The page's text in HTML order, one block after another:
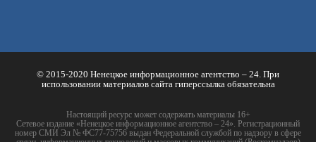
© 2015-2020 Ненецкое информационное агентство – 24. При
использовании материалов сайта гиперссылка обязательна
Настоящий ресурс может содержать материалы 16+
Сетевое издание «Ненецкое информационное агентство – 24». Регистрационный
номер СМИ Эл № ФС77-75756 выдан Федеральной службой по надзору в сфере